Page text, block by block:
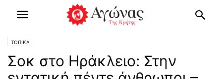
ΤΟΠΙΚΑ
Σοκ στο Ηράκλειο: Στην